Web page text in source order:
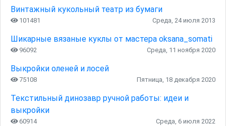
Винтажный кукольный театр из бумаги
101481 Среда, 24 июля 2013
Шикарные вязаные куклы от мастера oksana_somati
96092 Среда, 11 ноября 2020
Выкройки оленей и лосей
75108 Пятница, 18 декабря 2020
Текстильный динозавр ручной работы: идеи и
выкройки
60914 Среда, 6 июля 2022